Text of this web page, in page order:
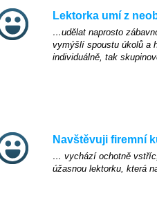
Lektorka umí z
…udělat naprosto
vymýšlí spoustu úkolů a
individuálně, tak
Navštěvuji firemní
… vychází ochotně
úžasnou lektorku, která